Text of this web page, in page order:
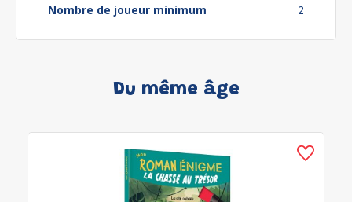
Nombre de joueur minimum
2
Du même âge